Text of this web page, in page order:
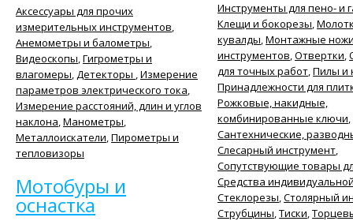
Аксессуары для прочих
измерительных инструментов,
Анемометры и балометры,
Видеоскопы,Гигрометры и
влагомеры,Детекторы ,Измерение
параметров электрического тока,
Измерение расстояний, длин и углов
наклона,Манометры,
Металлоискатели,Пирометры и
тепловизоры
Мотобуры и
оснастка
Инструменты для пено- и
Клещи и бокорезы,
кувалды,Монтажные
инструментов,Отвертки,
для точных работ,Пилы и
Принадлежности для
Рожковые, накидные,
комбинированные ключи,
Сантехнические,
Слесарный инструмент,
Сопутствующие товары
Средства
Стеклорезы,Столярный
Струбцины,Тиски,